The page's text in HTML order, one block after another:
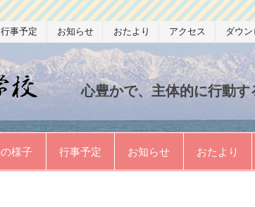
行事予定 お知らせ おたより アクセス ダウン
氷見市立宮田小
心豊かで、主体的に行動す
様子 行事予定 お知らせ おたより